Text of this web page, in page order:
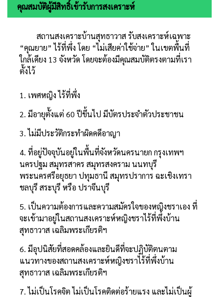
คุณสมบัติผู้มีสิทธิ์เข้ารับการสงเคราะห์
สถานสงเคราะบ้านสุทธาวาส รับสงเคราะห์เฉพาะ
“คุณยาย” ไร้ที่พึ่ง โดย “ไม่เสียค่าใช้จ่าย” ในเขตพื้นที่
ใกล้เคียง 13 จังหวัด โดยจะต้องมีคุณสมบัติตรงตามที่เรา
ตั้งไว้
1. เพศหญิง ไร้ที่พึ่ง
2. มีอายุตั้งแต่ 60 ปีขึ้นไป มีบัตรประจำตัวประชาชน
3. ไม่มีประวัติกระทำผิดคดีอาญา
4. ที่อยู่ปัจจุบันอยู่ในพื้นที่จังหวัดนครนายก กรุงเทพฯ
นครปฐม สมุทรสาคร สมุทรสงคราม นนทบุรี
พระนครศรีอยุธยา ปทุมธานี สมุทรปราการ ฉะเชิงเทรา
ชลบุรี สระบุรี หรือ ปราจีนบุรี
5. เป็นความต้องการและความสมัครใจของหญิงชราเอง ที่
จะเข้ามาอยู่ในสถานสงเคราะห์หญิงชราไร้ที่พึ่งบ้าน
สุทธาวาส เฉลิมพระเกียรติฯ
6. มีอุปนิสัยที่สอดคล้องและยินดีที่จะปฏิบัติตนตาม
แนวทางของสถานสงเคราะห์หญิงชราไร้ที่พึ่งบ้าน
สุทธาวาส เฉลิมพระเกียรติฯ
7. ไม่เป็นโรคจิต ไม่เป็นโรคติดต่อร้ายแรง และไม่เป็นผู้